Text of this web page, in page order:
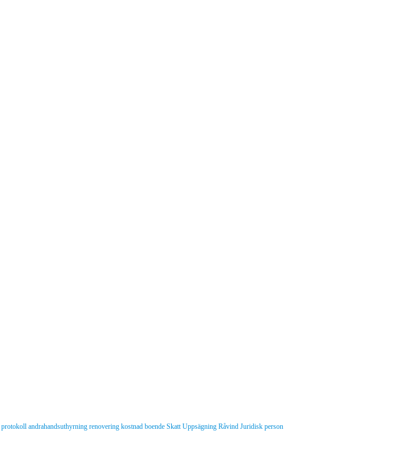
protokoll andrahandsuthyrning renovering kostnad boende Skatt Uppsägning Råvind Juridisk person